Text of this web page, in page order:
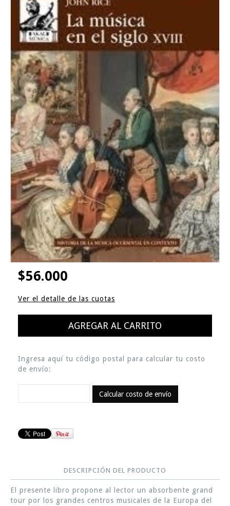
$56.000
Ver el detalle de las cuotas
Ingresa aquí tu código postal para calcular tu costo
de envío:
Calcular costo de envío
DESCRIPCIÓN DEL PRODUCTO
El presente libro propone al lector un absorbente grand
tour por los grandes centros musicales de la Europa del